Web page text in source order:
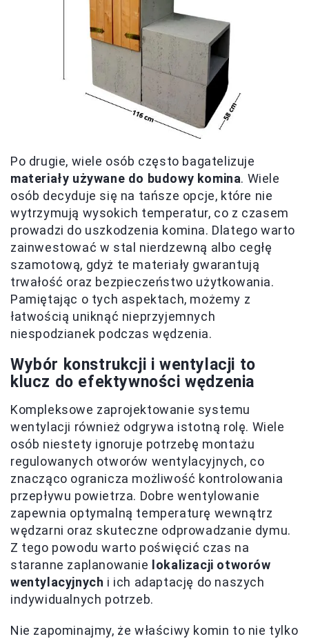
Po drugie, wiele osób często bagatelizuje
materiały używane do budowy komina. Wiele
osób decyduje się na tańsze opcje, które nie
wytrzymują wysokich temperatur, co z czasem
prowadzi do uszkodzenia komina. Dlatego warto
zainwestować w stal nierdzewną albo cegłę
szamotową, gdyż te materiały gwarantują
trwałość oraz bezpieczeństwo użytkowania.
Pamiętając o tych aspektach, możemy z
łatwością uniknąć nieprzyjemnych
niespodzianek podczas wędzenia.
Wybór konstrukcji i wentylacji to
klucz do efektywności wędzenia
Kompleksowe zaprojektowanie systemu
wentylacji również odgrywa istotną rolę. Wiele
osób niestety ignoruje potrzebę montażu
regulowanych otworów wentylacyjnych, co
znacząco ogranicza możliwość kontrolowania
przepływu powietrza. Dobre wentylowanie
zapewnia optymalną temperaturę wewnątrz
wędzarni oraz skuteczne odprowadzanie dymu.
Z tego powodu warto poświęcić czas na
staranne zaplanowanie
lokalizacji otworów
wentylacyjnych i ich adaptację do naszych
indywidualnych potrzeb.
Nie zapominajmy, że właściwy komin to nie tylko